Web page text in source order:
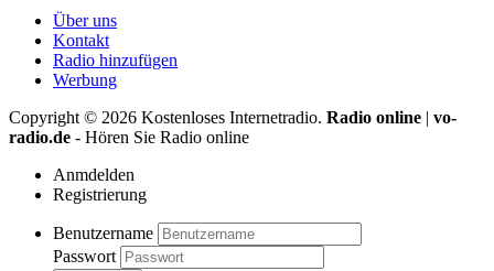
Über uns
Kontakt
Radio hinzufügen
Werbung
Copyright © 2026 Kostenloses Internetradio. Radio online | vo-
radio.de - Hören Sie Radio online
Anmdelden
Registrierung
Benutzername
Passwort